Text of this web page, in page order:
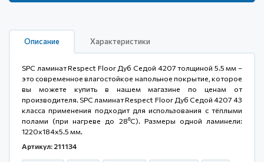
Описание Характеристики
SPC ламинат Respect Floor Дуб Седой 4207 толщиной 5.5 мм –
это современное влагостойкое напольное покрытие, которое
вы можете купить в нашем магазине по ценам от
производителя. SPC ламинат Respect Floor Дуб Седой 4207 43
класса применения подходит для использования с тёплыми
полами (при нагреве до 28⁰С). Размеры одной ламинели:
1220x184x5.5 мм.
Артикул: 211134